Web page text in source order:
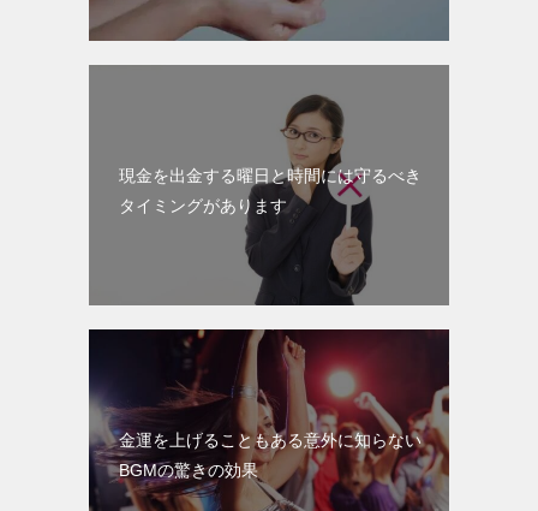
現金を出金する曜日と時間には守るべき
タイミングがあります
金運を上げることもある意外に知らない
BGMの驚きの効果